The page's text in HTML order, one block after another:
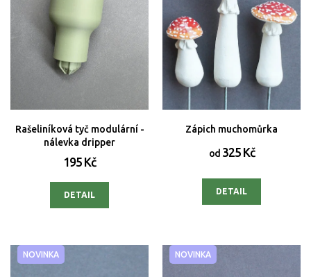
k
Rašeliníková tyč modulární -
nálevka dripper
195 Kč
DETAIL
Zápich muchomůrka
od325 Kč
DETAIL
NOVINKA NOVINKA